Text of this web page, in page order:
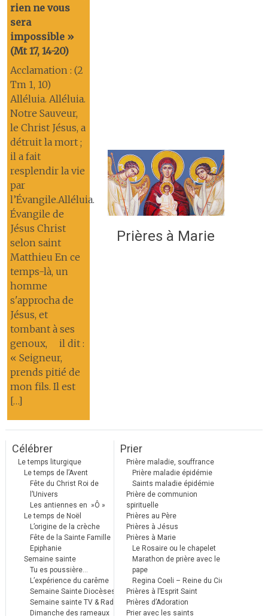
rien ne vous
sera
impossible »
(Mt 17, 14-20)
Acclamation : (2
Tm 1, 10)
Alléluia. Alléluia.
Notre Sauveur,
le Christ Jésus, a
détruit la mort ;
il a fait
resplendir la vie
par
l’Évangile.Alléluia.
Évangile de
Jésus Christ
selon saint
Matthieu En ce
temps-là, un
homme
s'approcha de
Jésus, et
tombant à ses
genoux, il dit :
« Seigneur,
prends pitié de
mon fils. Il est
[…]
Prières à Marie
Célébrer
Le temps liturgique
Le temps de l’Avent
Fête du Christ Roi de
l’Univers
Les antiennes en »Ô »
Le temps de Noël
L’origine de la crèche
Fête de la Sainte Famille
Epiphanie
Semaine sainte
Tu es poussière…
L’expérience du carême
Semaine Sainte Diocèses
Semaine sainte TV & Radio
Dimanche des rameaux
Prier
Prière maladie, souffrance
Prière maladie épidémie
Saints maladie épidémie
Prière de communion
spirituelle
Prières au Père
Prières à Jésus
Prières à Marie
Le Rosaire ou le chapelet
Marathon de prière avec le
pape
Regina Coeli – Reine du Ciel
Prières à l’Esprit Saint
Prières d’Adoration
Prier avec les saints